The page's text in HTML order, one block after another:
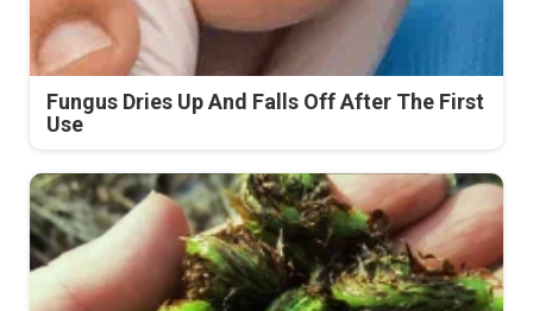
Fungus Dries Up And Falls Off After The First
Use